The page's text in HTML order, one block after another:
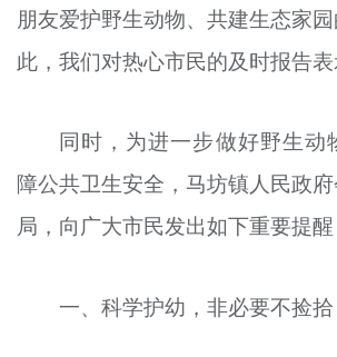
朋友爱护野生动物、共建生态家
此，我们对热心市民的及时报告
同时，为进一步做好野生动
障公共卫生安全，马坊镇人民政
局，向广大市民发出如下重要提醒
一、科学护幼，非必要不捡拾